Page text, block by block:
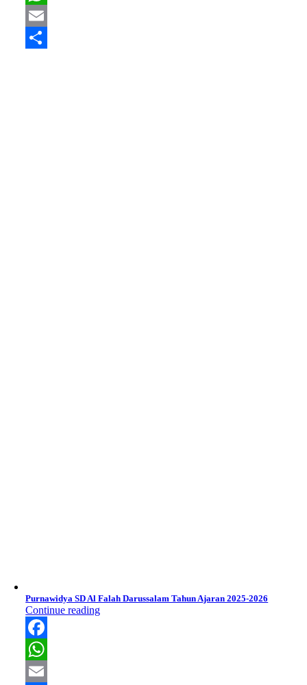
WhatsApp
Email
Purnawidya SD Al Falah Darussalam Tahun Ajaran 2025-2026
Continue reading
Facebook
WhatsApp